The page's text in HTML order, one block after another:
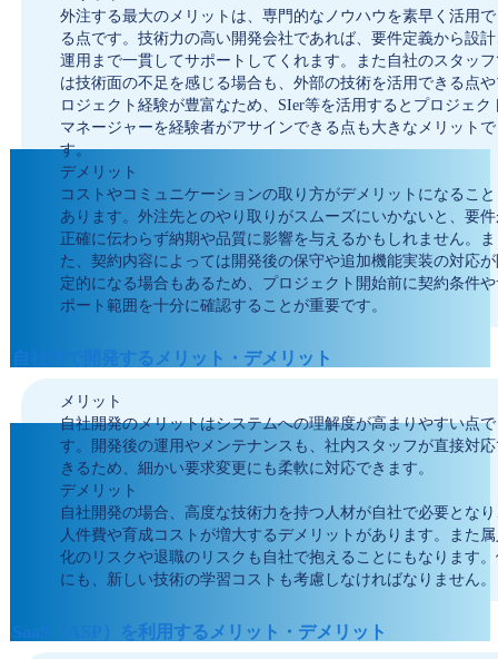
外注する最大のメリットは、専門的なノウハウを素早く活用
る点です。技術力の高い開発会社であれば、要件定義から設
運用まで一貫してサポートしてくれます。また自社のスタッ
は技術面の不足を感じる場合も、外部の技術を活用できる点
ロジェクト経験が豊富なため、SIer等を活用するとプロジェク
マネージャーを経験者がアサインできる点も大きなメリットで
す。
デメリット
コストやコミュニケーションの取り方がデメリットになるこ
あります。外注先とのやり取りがスムーズにいかないと、要
正確に伝わらず納期や品質に影響を与えるかもしれません。ま
た、契約内容によっては開発後の保守や追加機能実装の対応
定的になる場合もあるため、プロジェクト開始前に契約条件
ポート範囲を十分に確認することが重要です。
自社内で開発するメリット・デメリット
メリット
自社開発のメリットはシステムへの理解度が高まりやすい点で
す。開発後の運用やメンテナンスも、社内スタッフが直接対
きるため、細かい要求変更にも柔軟に対応できます。
デメリット
自社開発の場合、高度な技術力を持つ人材が自社で必要とな
人件費や育成コストが増大するデメリットがあります。また
化のリスクや退職のリスクも自社で抱えることにもなります
にも、新しい技術の学習コストも考慮しなければなりません。
SaaS（ASP）を利用するメリット・デメリット